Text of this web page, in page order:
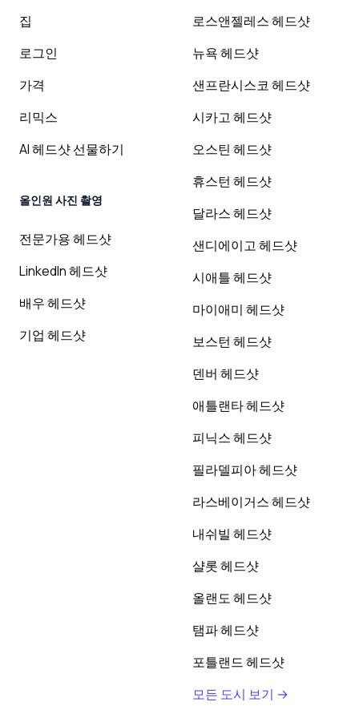
집
로그인
가격
리믹스
AI 헤드샷 선물하기
올인원 사진 촬영
전문가용 헤드샷
LinkedIn 헤드샷
배우 헤드샷
기업 헤드샷
로스앤젤레스 헤드샷
뉴욕 헤드샷
샌프란시스코 헤드샷
시카고 헤드샷
오스틴 헤드샷
휴스턴 헤드샷
달라스 헤드샷
샌디에이고 헤드샷
시애틀 헤드샷
마이애미 헤드샷
보스턴 헤드샷
덴버 헤드샷
애틀랜타 헤드샷
피닉스 헤드샷
필라델피아 헤드샷
라스베이거스 헤드샷
내쉬빌 헤드샷
샬롯 헤드샷
올랜도 헤드샷
탬파 헤드샷
포틀랜드 헤드샷
모든 도시 보기 →